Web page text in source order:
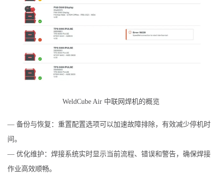
WeldCube Air 中联网焊机的概览
— 备份与恢复：重置配置选项可以加速故障排除，有效减少停机时
间。
— 优化维护：焊接系统实时显示当前流程、错误和警告，确保焊接
作业高效顺畅。